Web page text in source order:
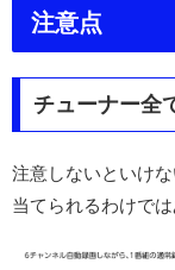
注意点
チューナー全
注意しないといけ
当てられるわけでは